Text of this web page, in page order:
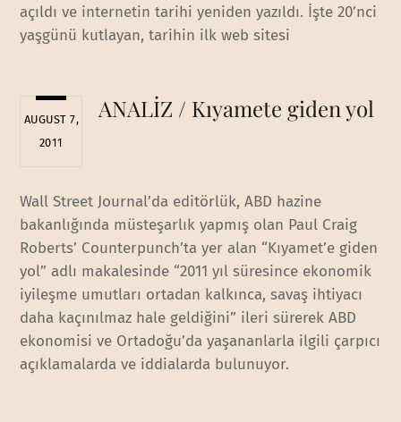
açıldı ve internetin tarihi yeniden yazıldı. İşte 20’nci
yaşgünü kutlayan, tarihin ilk web sitesi
AUGUST 7,
2011
ANALİZ / Kıyamete giden yol
Wall Street Journal’da editörlük, ABD hazine
bakanlığında müsteşarlık yapmış olan Paul Craig
Roberts’ Counterpunch’ta yer alan “Kıyamet’e giden
yol” adlı makalesinde “2011 yıl süresince ekonomik
iyileşme umutları ortadan kalkınca, savaş ihtiyacı
daha kaçınılmaz hale geldiğini” ileri sürerek ABD
ekonomisi ve Ortadoğu’da yaşananlarla ilgili çarpıcı
açıklamalarda ve iddialarda bulunuyor.